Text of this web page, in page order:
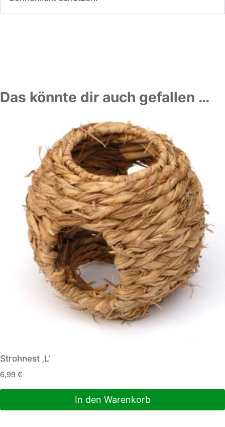
Das könnte dir auch gefallen …
Strohnest ‚L‘
6,99 €
In den Warenkorb